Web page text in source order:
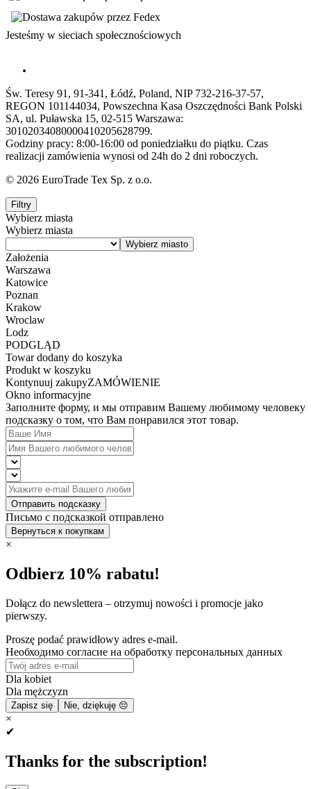
Jesteśmy w sieciach społecznościowych
Św. Teresy 91, 91-341, Łódź, Poland, NIP 732-216-37-57,
REGON 101144034, Powszechna Kasa Oszczędności Bank Polski
SA, ul. Puławska 15, 02-515 Warszawa:
30102034080000410205628799.
Godziny pracy: 8:00-16:00 od poniedziałku do piątku. Czas
realizacji zamówienia wynosi od 24h do 2 dni roboczych.
© 2026 EuroTrade Tex Sp. z o.o.
Filtry
Wybierz miasta
Wybierz miasta
Założenia
Warszawa
Katowice
Poznan
Krakow
Wroclaw
Lodz
PODGLĄD
Towar dodany do koszyka
Produkt w koszyku
Kontynuuj zakupyZAMÓWIENIE
Okno informacyjne
Заполните форму, и мы отправим Вашему любимому человеку
подсказку о том, что Вам понравился этот товар.
Отправить подсказку
Письмо с подсказкой отправлено
Вернуться к покупкам
×
Odbierz 10% rabatu!
Dołącz do newslettera – otrzymuj nowości i promocje jako
pierwszy.
Proszę podać prawidłowy adres e-mail.
Необходимо согласие на обработку персональных данных
Dla kobiet
Dla mężczyzn
Zapisz się Nie, dziękuję 😔
×
✔
Thanks for the subscription!